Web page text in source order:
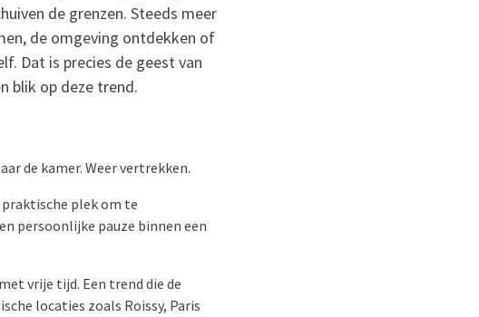
de grenzen. Steeds meer
de omgeving ontdekken of
Dat is precies de geest van
blik op deze trend.
de kamer. Weer vertrekken.
plek om te
persoonlijke pauze binnen een
vrije tijd. Een trend die de
locaties zoals Roissy, Paris